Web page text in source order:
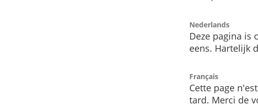
Nederlands
Deze pagina is
eens. Hartelijk
Français
Cette page
tard. Merci de